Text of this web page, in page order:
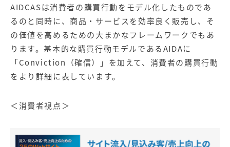
AIDCASは消費者の購買行動をモデル化したものであ
るのと同時に、商品・サービスを効率良く販売し、そ
の価値を高めるための大まかなフレームワークでもあ
ります。基本的な購買行動モデルであるAIDAに
「Conviction（確信）」を加えて、消費者の購買行動
をより詳細に表しています。
＜消費者視点＞